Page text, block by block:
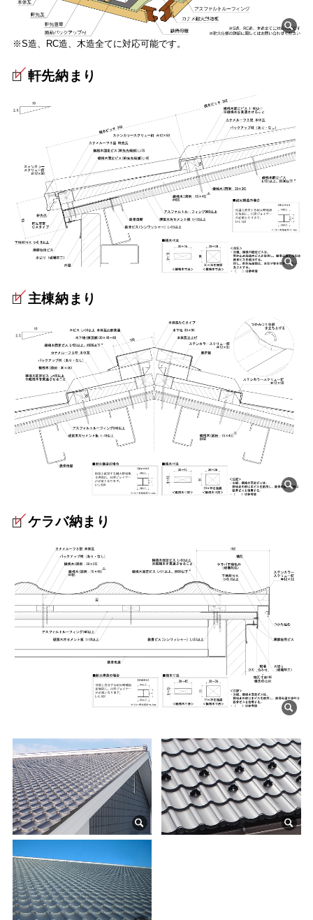
※S造、RC造、木造全てに対応可能です。
軒先納まり
主棟納まり
ケラバ納まり